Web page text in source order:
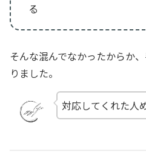
る
そんな混んでなかったからか
りました。
対応してくれた人